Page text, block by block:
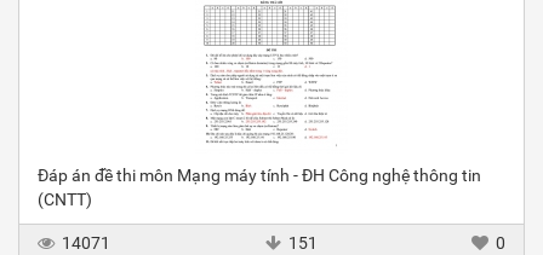
Đáp án đề thi môn Mạng máy tính - ĐH Công nghệ thông tin
(CNTT)
14071 151 0